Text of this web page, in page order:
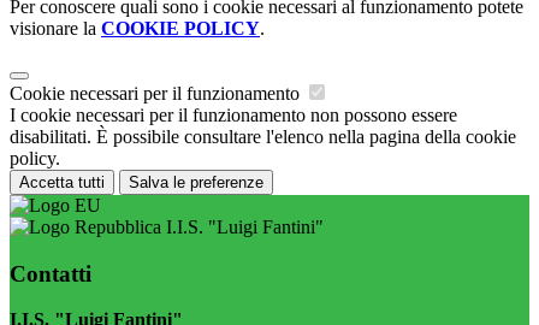
Per conoscere quali sono i cookie necessari al funzionamento potete
visionare la COOKIE POLICY.
Cookie necessari per il funzionamento
I cookie necessari per il funzionamento non possono essere
disabilitati. È possibile consultare l'elenco nella pagina della cookie
policy.
Accetta tutti Salva le preferenze
I.I.S. "Luigi Fantini"
Contatti
I.I.S. "Luigi Fantini"